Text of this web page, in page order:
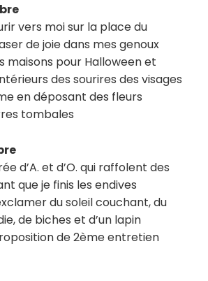
vers moi sur la place du
de joie dans mes genoux
maisons pour Halloween et
des sourires des visages
en déposant des fleurs
tombales
d’A. et d’O. qui raffolent des
que je finis les endives
du soleil couchant, du
de biches et d’un lapin
de 2ème entretien